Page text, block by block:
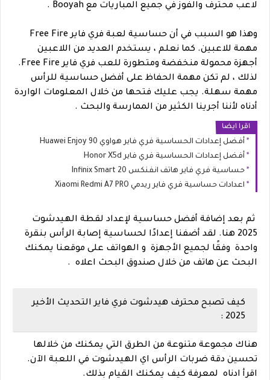
لاعب محترف والفوز في جميع المباريات مع Booyah .
وهذا هو السبب في أن حساسية لعبة فري فاير Free Fire
مهمة للاعبين. كما نعلم ، يستخدم العديد من اللاعبين
أجهزة محمولة منخفضة ومتطورة للعب فري فاير Free Fire.
لذلك ، لم تكن مهمة الحفاظ على أفضل حساسية للرأس
مهمة سهلة. يجب عليك فتحها من خلال المعلومات الواردة
أدناه لأننا أجرينا الكثير من الممارسة والبحث .
اقرا ايضا
أفضل إعدادات الحساسية فري فاير هواوي Huawei Enjoy 90
أفضل إعدادات الحساسية فري فاير Honor X5d
حساسية فري فاير هاتف انفنكس Infinix Smart 20
اعدادات حساسية فري فاير ريدمي Xiaomi Redmi A7 PRO
ثم بعد إضافة أفضل حساسية لإعداد لقطة الهيدشوت
2025 هنا. لقد أضفنا إعدادًا لحساسية إصابة الرأس بنقرة
واحدة وفقًا لجميع الأجهزة و الهواتف على موقعنا يمكنك
البحث عن هاتف من خلال صندوق البحث اعلاه .
كيف تصبح محترف هيدشوت فري فاير التحديث الأخير
2025 :
هناك مجموعة متنوعة من الطرق التي يمكنك من خلالها
تحسين دقة ضربات الرأس اي الهيدشوت في اللعبة الآن.
اقرأ ادناه لمعرفة كيف يمكنك القيام بذلك.